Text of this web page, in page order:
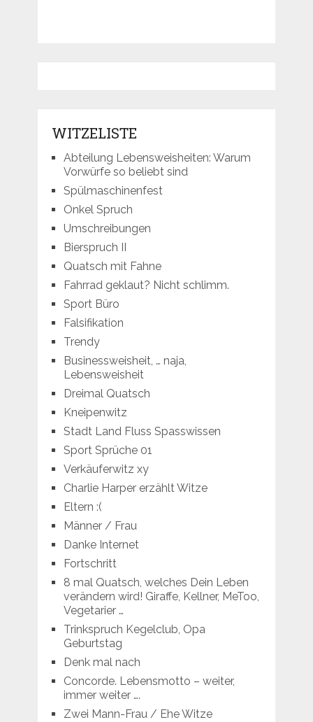
WITZELISTE
Abteilung Lebensweisheiten: Warum
Vorwürfe so beliebt sind
Spülmaschinenfest
Onkel Spruch
Umschreibungen
Bierspruch II
Quatsch mit Fahne
Fahrrad geklaut? Nicht schlimm.
Sport Büro
Falsifikation
Trendy
Businessweisheit, … naja,
Lebensweisheit
Dreimal Quatsch
Kneipenwitz
Stadt Land Fluss Spasswissen
Sport Sprüche 01
Verkäuferwitz xy
Charlie Harper erzählt Witze
Eltern :(
Männer / Frau
Danke Internet
Fortschritt
8 mal Quatsch, welches Dein Leben
verändern wird! Giraffe, Kellner, MeToo,
Vegetarier …
Trinkspruch Kegelclub, Opa
Geburtstag
Denk mal nach
Concorde. Lebensmotto – weiter,
immer weiter ….
Zwei Mann-Frau / Ehe Witze